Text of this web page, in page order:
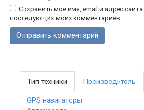
Сохранить моё имя, email и адрес
последующих моих комментариев.
Тип техники Производитель
GPS навигаторы